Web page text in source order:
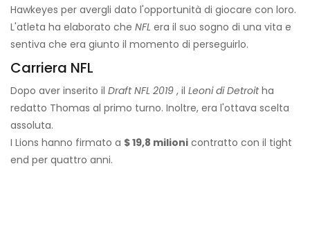
Hawkeyes per avergli dato l'opportunità di giocare con loro.
L'atleta ha elaborato che NFL era il suo sogno di una vita e
sentiva che era giunto il momento di perseguirlo.
Carriera NFL
Dopo aver inserito il Draft NFL 2019 , il Leoni di Detroitha
redatto Thomas al primo turno. Inoltre, era l'ottava scelta
assoluta.
I Lions hanno firmato a $ 19,8 milioni contratto con il tight
end per quattro anni.